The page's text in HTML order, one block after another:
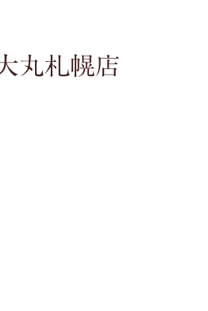
丸札幌店